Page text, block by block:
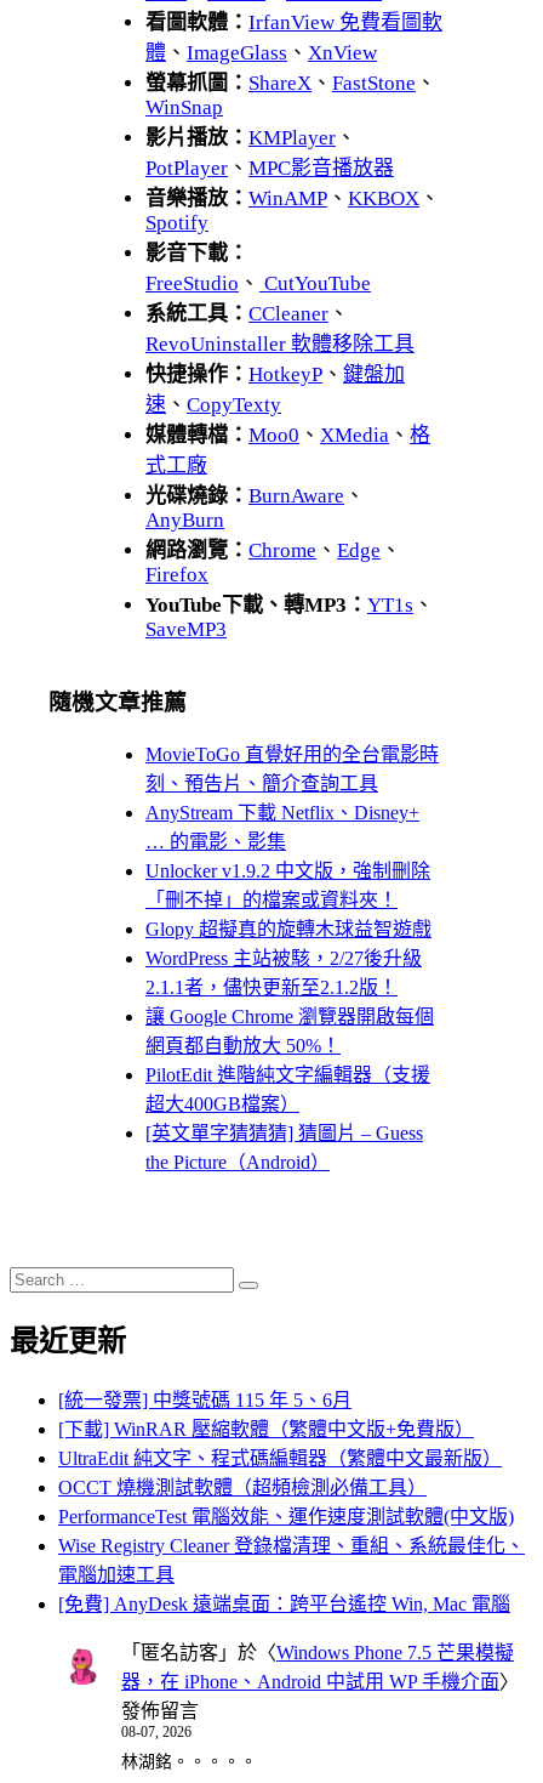
看圖軟體： IrfanView 免費看圖軟
體 、 ImageGlass 、 XnView
螢幕抓圖： ShareX 、 FastStone 、
WinSnap
影片播放： KMPlayer 、
PotPlayer 、 MPC影音播放器
音樂播放： WinAMP 、 KKBOX 、
Spotify
影音下載：
FreeStudio 、 CutYouTube
系統工具： CCleaner 、
RevoUninstaller 軟體移除工具
快捷操作： HotkeyP 、 鍵盤加
速 、 CopyTexty
媒體轉檔： Moo0 、 XMedia 、 格
式工廠
光碟燒錄： BurnAware 、
AnyBurn
網路瀏覽： Chrome 、 Edge 、
Firefox
YouTube下載、轉MP3： YT1s 、
SaveMP3
隨機文章推薦
MovieToGo 直覺好用的全台電影時
刻、預告片、簡介查詢工具
AnyStream 下載 Netflix、Disney+
… 的電影、影集
Unlocker v1.9.2 中文版，強制刪除
「刪不掉」的檔案或資料夾！
Glopy 超擬真的旋轉木球益智遊戲
WordPress 主站被駭，2/27後升級
2.1.1者，儘快更新至2.1.2版！
讓 Google Chrome 瀏覽器開啟每個
網頁都自動放大 50%！
PilotEdit 進階純文字編輯器（支援
超大400GB檔案）
[英文單字猜猜猜] 猜圖片 – Guess
the Picture（Android）
Search
for:
Search
最近更新
[統一發票] 中獎號碼 115 年 5、6月
[下載] WinRAR 壓縮軟體（繁體中文版+免費版）
UltraEdit 純文字、程式碼編輯器（繁體中文最新版）
OCCT 燒機測試軟體（超頻檢測必備工具）
PerformanceTest 電腦效能、運作速度測試軟體(中文版)
Wise Registry Cleaner 登錄檔清理、重組、系統最佳化、
電腦加速工具
[免費] AnyDesk 遠端桌面：跨平台遙控 Win, Mac 電腦
「 匿名訪客 」於〈Windows Phone 7.5 芒果模擬
器，在 iPhone、Android 中試用 WP 手機介面〉
發佈留言
08-07, 2026
林湖銘。。。。。